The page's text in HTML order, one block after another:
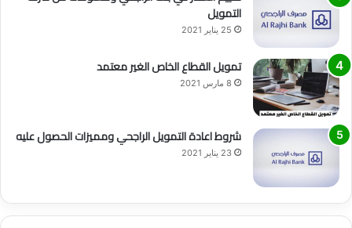
التمويل
25 يناير 2021
تمويل القطاع الخاص الغير معتمد
8 مارس 2021
شروط اعادة التمويل الراجحي ومميزات الحصول عليه
23 يناير 2021